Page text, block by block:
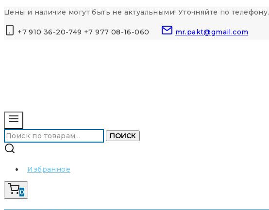
Перейти
контенту
Цены и наличие могут быть не актуальными! Уточняйте по телефону.
+7 910 36-20-749 +7 977 08-16-060 mr.pakt@gmail.com
Искать: ПОИСК
Избранное
0